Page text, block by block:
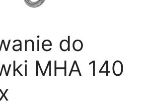
do
MHA 140